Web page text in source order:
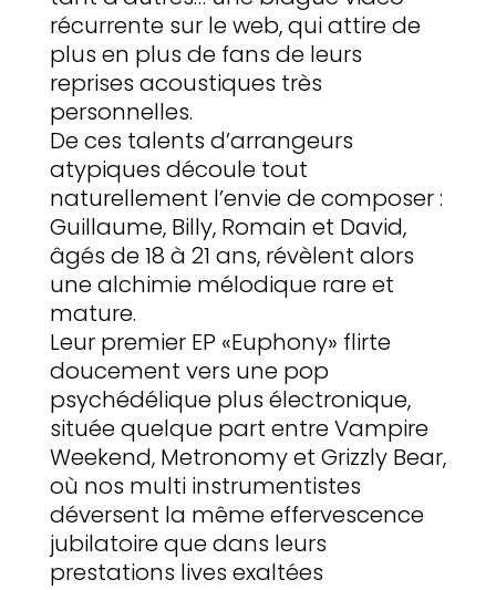
récurrente sur le web, qui attire de
plus en plus de fans de leurs
reprises acoustiques très
personnelles.
De ces talents d’arrangeurs
atypiques découle tout
naturellement l’envie de composer :
Guillaume, Billy, Romain et David,
âgés de 18 à 21 ans, révèlent alors
une alchimie mélodique rare et
mature.
Leur premier EP «Euphony» flirte
doucement vers une pop
psychédélique plus électronique,
située quelque part entre Vampire
Weekend, Metronomy et Grizzly Bear,
où nos multi instrumentistes
déversent la même effervescence
jubilatoire que dans leurs
prestations lives exaltées